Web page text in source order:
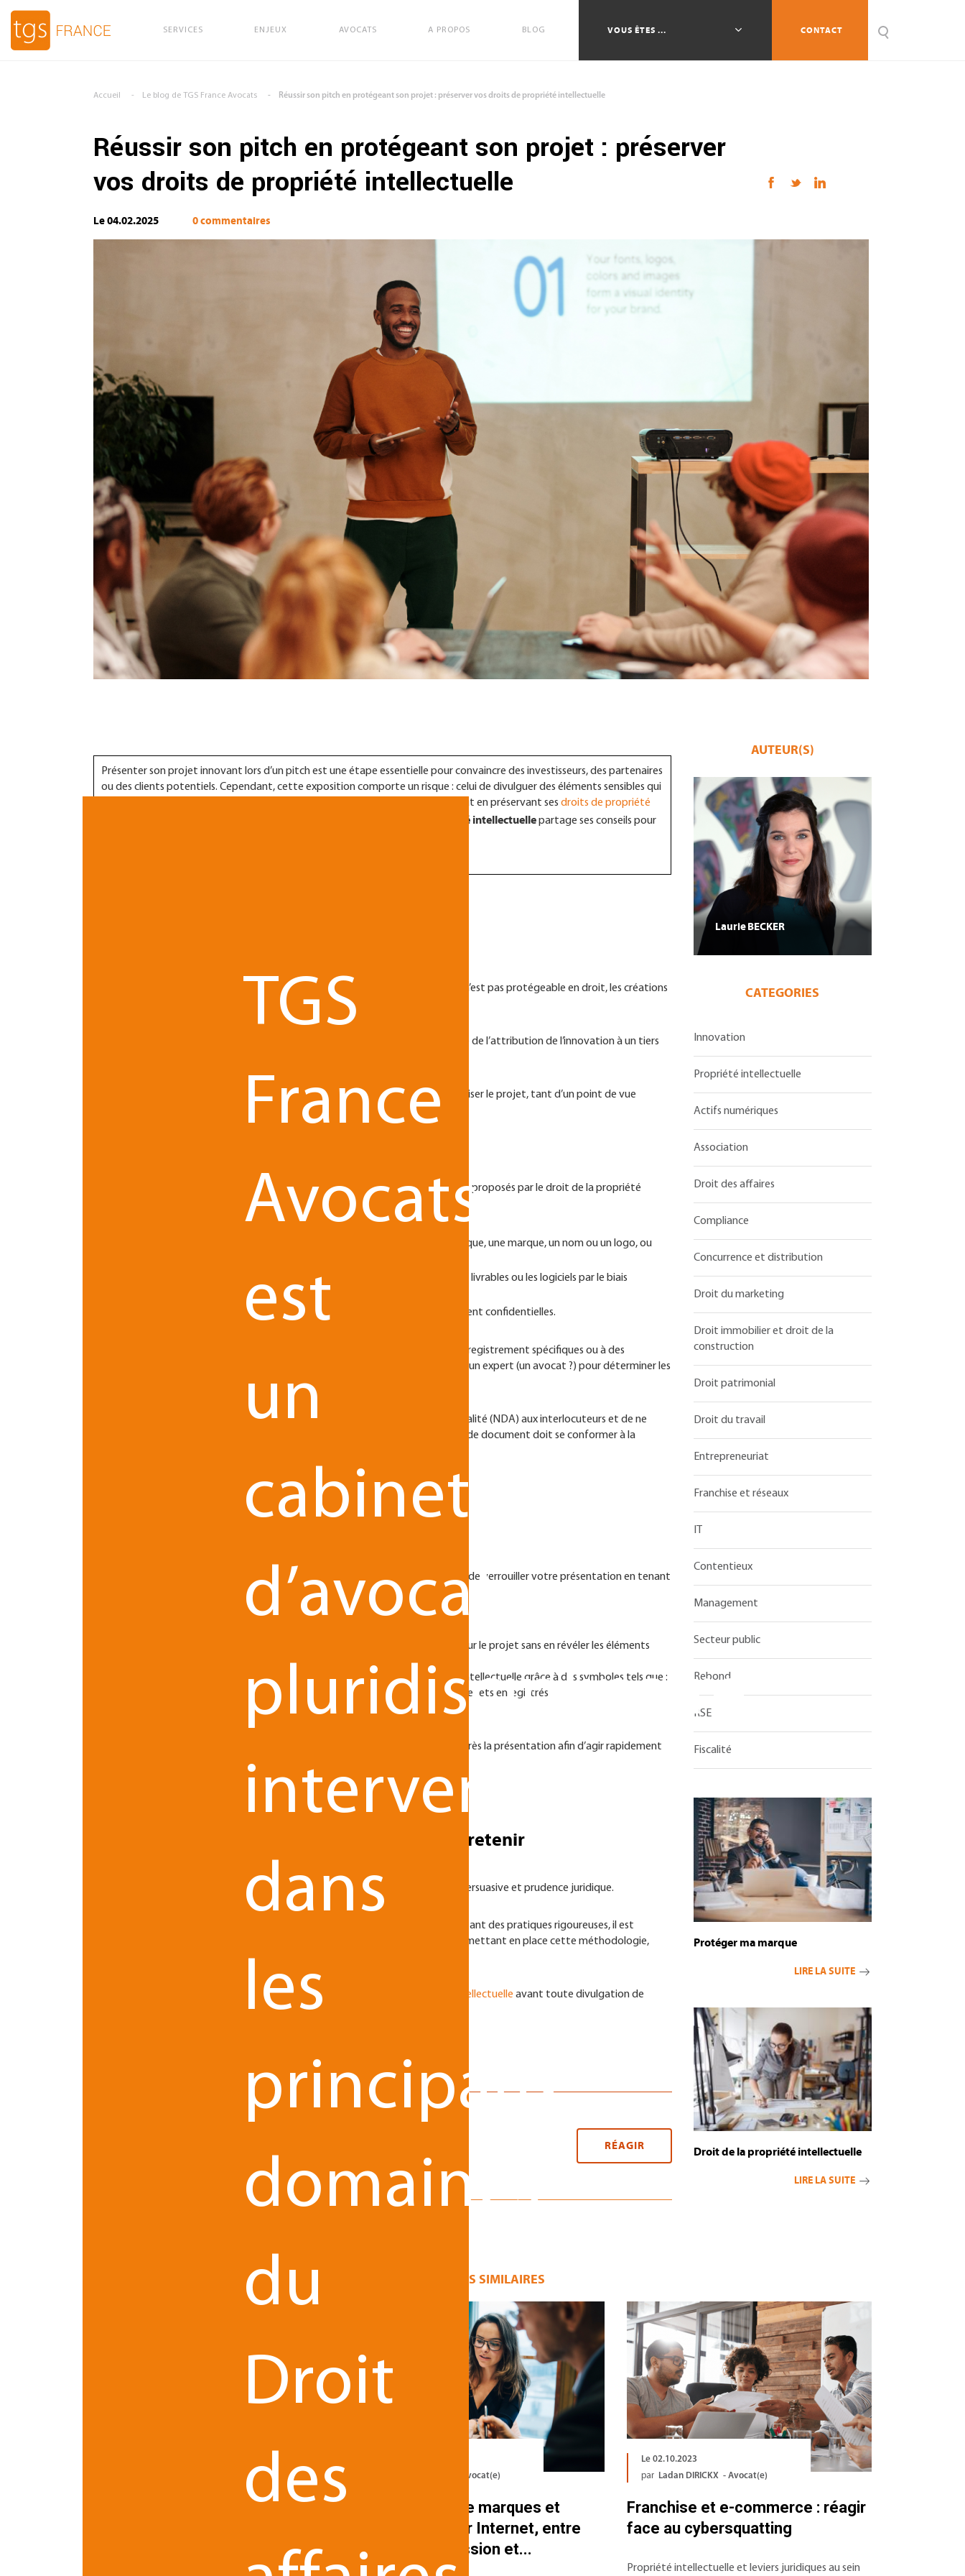
SERVICES ENJEUX AVOCATS A PROPOS BLOG VOUS ÊTES ... CONTACT
Accueil Le blog de TGS France Avocats Réussir son pitch en protégeant son projet : préserver vos droits de propriété intellectuelle
Réussir son pitch en protégeant son projet : préserver
vos droits de propriété intellectuelle
Le 04.02.2025 0 commentaires
Présenter son projet innovant lors d’un pitch est une étape essentielle pour convaincre des investisseurs, des partenaires
ou des clients potentiels. Cependant, cette exposition comporte un risque : celui de divulguer des éléments sensibles qui
pourraient être copiés ou détournés. Comment partager des informations tout en préservant ses droits de propriété
avocate en droit de la propriété intellectuellepartage ses conseils pour
La présentation d’un projet peut exposer à différents risques. Si une idée brute n’est pas protégeable en droit, les créations
concrètes comme un prototype, un logo ou un design peuvent l’être.
Lors d’un pitch, le risque principal réside dans la perte de l’antériorité, c’est-à-dire de l’attribution de l’innovation à un tiers
La divulgation d’informations techniques ou stratégiques peut également fragiliser le projet, tant d’un point de vue
Pour se protéger avant de pitcher, il est essentiel de recourir aux différents outils proposés par le droit de la propriété
: déposez un brevet pour une invention technique, une marque, un nom ou un logo, ou
: datez vos créations originales comme les designs, vos livrables ou les logiciels par le biais
: veillez à ce que certaines informations stratégiques restent confidentielles.
Attention, chaque droit de propriété intellectuelle est soumis à des critères d’enregistrement spécifiques ou à des
verrouillages juridiques précis et rigoureux, il est donc recommandé de consulter un expert (un avocat ?) pour déterminer les
types de protection adaptés à votre situation.
Enfin, avant le pitch, il est recommandé de faire signer des accords de confidentialité (NDA) aux interlocuteurs et de ne
divulguer que les informations strictement nécessaires. La rédaction de ce type de document doit se conformer à la
Un pitch bien préparé et sécurisé repose sur une stratégie claire. Il est primordial de verrouiller votre présentation en tenant
2 - Sélectionnez avec soin les informations partagées pour mettre en valeur le projet sans en révéler les éléments
3 - Identifiez clairement les protections réalisées en droit de la propriété intellectuelle grâce à des symboles tels que :
© de copyright, ® « registered » pour les marques/dessins et modèles et brevets enregistrés
4 - Insérez la mention « CONFIDENTIEL » sur l’ensemble de vos livrables.
Après le pitch, nous vous recommandons de surveiller d’éventuelles violations après la présentation afin d’agir rapidement
en cas de copie ou de divulgation.
Valoriser et sécuriser son projet : ce qu’il faut retenir
protégeant son projet demande un équilibre entre communication persuasive et prudence juridique.
et en adoptant des pratiques rigoureuses, il est
possible de partager vos idées en toute sécurité tout en inspirant confiance. En mettant en place cette méthodologie,
vous valoriserez votre patrimoine immatériel sans compromettre son avenir.
Notre préconisation essentielle : consultez unexpert en droit de la propriété intellectuelle avant toute divulgation de
votre projet au public afin de protéger et verrouiller votre capital immatériel.
RÉAGIR
AUTEUR(S)
Laurie BECKER
CATEGORIES
Innovation
Propriété intellectuelle
Actifs numériques
Association
Droit des affaires
Compliance
Concurrence et distribution
Droit du marketing
Droit immobilier et droit de la
construction
Droit patrimonial
Droit du travail
Entrepreneuriat
Franchise et réseaux
Contentieux
Management
Secteur public
Rebond
RSE
Fiscalité
Protéger ma marque
LIRE LA SUITE
Droit de la propriété intellectuelle
LIRE LA SUITE
ARTICLES SIMILAIRES
Franchise : la propriété des droits
L'enjeu grandissant de la visibilité des réseaux de
Ladan DIRICKX - Avocat(e)
Dénigrement de marques et
d'enseignes sur Internet, entre
liberté d'expression et...
Le 02.10.2023
par
Ladan DIRICKX - Avocat(e)
Franchise et e-commerce : réagir
face au cybersquatting
Propriété intellectuelle et leviers juridiques au sein
TGS
France
Avocats
est
un
cabinet
d’avocats
pluridisciplinaire
intervenant
dans
les
principaux
domaines
du
Droit
des